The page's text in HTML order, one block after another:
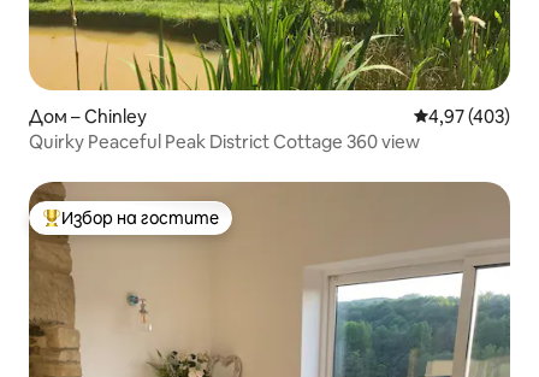
Дом – Chinley Средна
4,97 (403)
Quirky Peaceful Peak District Cottage 360 view
Най-популярен избор на гостите
Избор на гостите